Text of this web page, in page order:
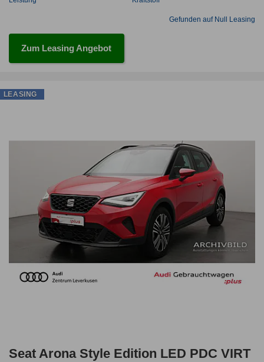
Gefunden auf Null Leasing
Zum Leasing Angebot
Seat Arona Style Edition LED PDC VIRT
LEASING